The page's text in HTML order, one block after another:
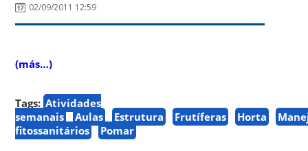
02/09/2011 12:59
(más…)
Tags: Atividades
semanais
Aulas Estrutura Frutíferas Horta
fitossanitários
Pomar